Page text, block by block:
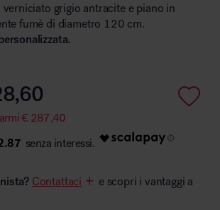
grigio antracite e piano in
fumè di diametro 120 cm.
€ 287,40
Contattaci
e scopri i vantaggi a